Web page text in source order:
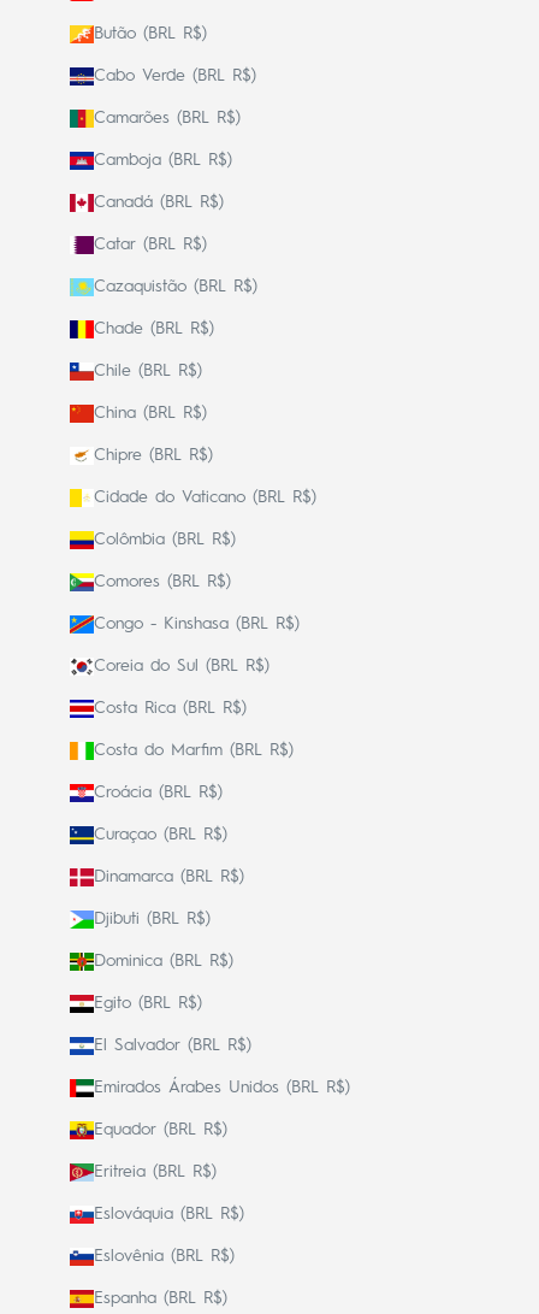
Butão (BRL R$)
Cabo Verde (BRL R$)
Camarões (BRL R$)
Camboja (BRL R$)
Canadá (BRL R$)
Catar (BRL R$)
Cazaquistão (BRL R$)
Chade (BRL R$)
Chile (BRL R$)
China (BRL R$)
Chipre (BRL R$)
Cidade do Vaticano (BRL R$)
Colômbia (BRL R$)
Comores (BRL R$)
Congo - Kinshasa (BRL R$)
Coreia do Sul (BRL R$)
Costa Rica (BRL R$)
Costa do Marfim (BRL R$)
Croácia (BRL R$)
Curaçao (BRL R$)
Dinamarca (BRL R$)
Djibuti (BRL R$)
Dominica (BRL R$)
Egito (BRL R$)
El Salvador (BRL R$)
Emirados Árabes Unidos (BRL R$)
Equador (BRL R$)
Eritreia (BRL R$)
Eslováquia (BRL R$)
Eslovênia (BRL R$)
Espanha (BRL R$)